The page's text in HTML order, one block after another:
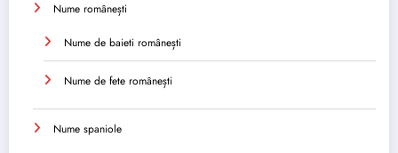
Nume românești
Nume de baieti românești
Nume de fete românești
Nume spaniole